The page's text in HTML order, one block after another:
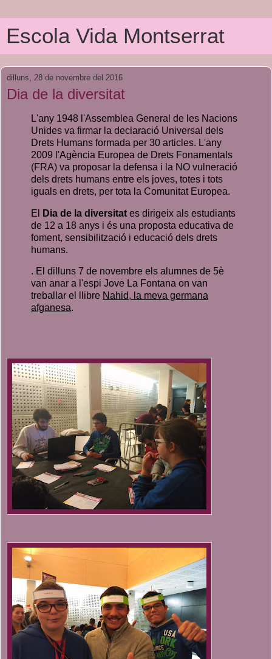
Escola Vida Montserrat
dilluns, 28 de novembre del 2016
Dia de la diversitat
L'any 1948 l'Assemblea General de les Nacions
Unides va firmar la declaració Universal dels
Drets Humans formada per 30 articles. L'any
2009 l'Agència Europea de Drets Fonamentals
(FRA) va proposar la defensa i la NO vulneració
dels drets humans entre els joves, totes i tots
iguals en drets, per tota la Comunitat Europea.
El Dia de la diversitat es dirigeix als estudiants
de 12 a 18 anys i és una proposta educativa de
foment, sensibilització i educació dels drets
humans.
. El dilluns 7 de novembre els alumnes de 5è
van anar a l'espi Jove La Fontana on van
treballar el llibre Nahid, la meva germana
afganesa.